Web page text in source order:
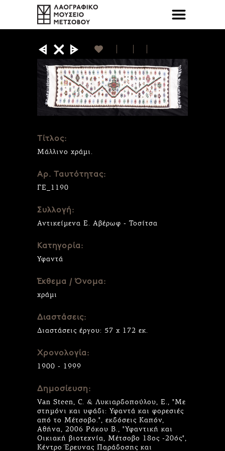
Τίτλος:
Μάλλινο χράμι.
Αρ. Ταυτότητας:
ΓΕ_1190
Συλλογή:
Αντικείμενα Ε. Αβέρωφ - Τοσίτσα
Κατηγορία:
Υφαντά
Έκθεμα / Όνομα:
χράμι
Διαστάσεις:
Διαστάσεις έργου: 57 x 172 εκ.
Χρονολογία:
1900 - 1999
Δημοσίευση:
Van Steen, C. & Λυκιαρδοπούλου, Ε., "Με
στημόνι και υφάδι: Υφαντά και φορεσιές
από το Μέτσοβο.", εκδόσεις Καπόν,
Αθήνα, 2006 Ρόκου Β., "Υφαντική και
Οικιακή βιοτεχνία, Μέτσοβο 18ος -20ός",
Κέντρο Έρευνας Παράδοσης και